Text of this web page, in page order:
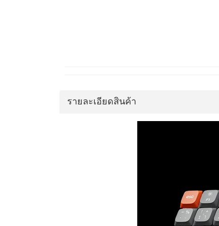
รายละเอียดสินค้า